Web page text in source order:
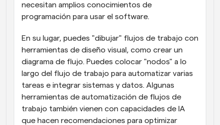
necesitan amplios conocimientos de
programación para usar el software.
En su lugar, puedes "dibujar" flujos de trabajo con
herramientas de diseño visual, como crear un
diagrama de flujo. Puedes colocar "nodos" a lo
largo del flujo de trabajo para automatizar varias
tareas e integrar sistemas y datos. Algunas
herramientas de automatización de flujos de
trabajo también vienen con capacidades de IA
que hacen recomendaciones para optimizar